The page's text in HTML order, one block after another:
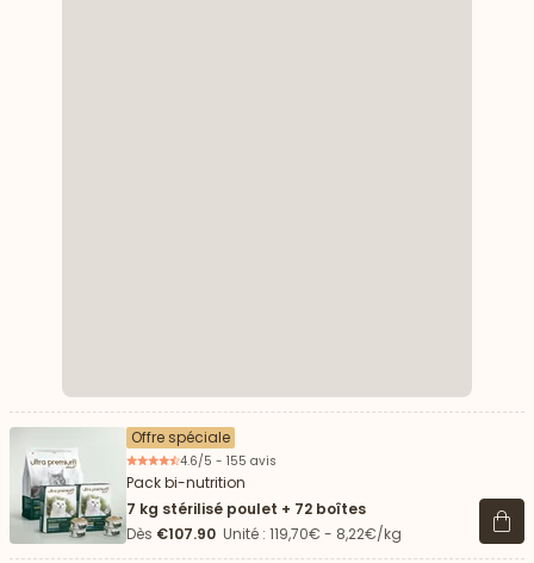
Offre spéciale
4.6/5 - 155 avis
Pack bi-nutrition
7 kg stérilisé poulet + 72 boîtes
Dès €107.90 Unité : 119,70€ - 8,22€/kg Voir